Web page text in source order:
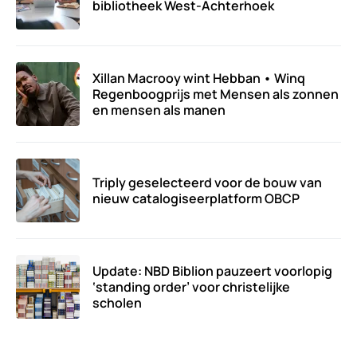
bibliotheek West-Achterhoek
Xillan Macrooy wint Hebban • Winq
Regenboogprijs met Mensen als zonnen
en mensen als manen
Triply geselecteerd voor de bouw van
nieuw catalogiseerplatform OBCP
Update: NBD Biblion pauzeert voorlopig
‘standing order’ voor christelijke
scholen